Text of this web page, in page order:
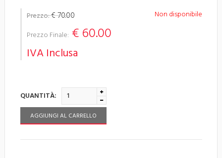
Non disponibile
Prezzo:€ 70.00
Prezzo Finale: € 60.00
IVA Inclusa
QUANTITÀ:
AGGIUNGI AL CARRELLO